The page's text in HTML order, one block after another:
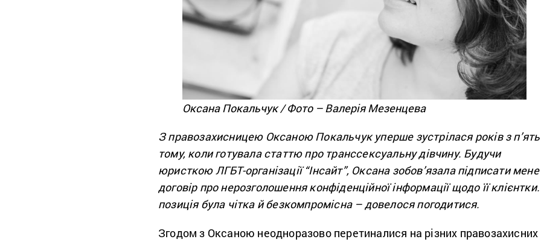
Оксана Покальчук / Фото – Валерія Мезенцева
З правозахисницею Оксаною Покальчук уперше зустрілася років з п’ять
тому, коли готувала статтю про транссексуальну дівчину. Будучи
юристкою ЛГБТ-організації “Інсайт”, Оксана зобов’язала підписати мене
договір про нерозголошення конфіденційної інформації щодо її клієнтки.
позиція була чітка й безкомпромісна – довелося погодитися.
Згодом з Оксаною неодноразово перетиналися на різних правозахисних